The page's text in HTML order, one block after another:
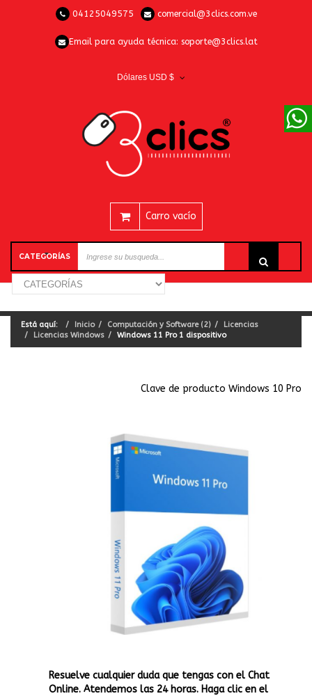
04125049575 comercial@3clics.com.ve
Email para ayuda técnica: soporte@3clics.lat
Dólares USD $
Carro vacío
CATEGORÍAS
Está aquí: Inicio Computación y Software (2)
Licencias
Licencias Windows
Windows 11 Pro 1 dispositivo
Clave de producto Windows 10 Pro
Resuelve cualquier duda que tengas con el Chat
Online. Atendemos las 24 horas. Haga clic en el